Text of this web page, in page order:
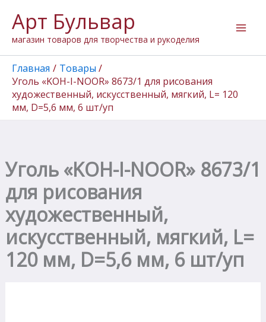
содержимому
Арт Бульвар
магазин товаров для творчества и рукоделия
Главная
Товары
Уголь «KOH-I-NOOR» 8673/1 для рисования
художественный, искусственный, мягкий, L= 120
мм, D=5,6 мм, 6 шт/уп
Уголь «KOH-I-NOOR» 8673/1
для рисования
художественный,
искусственный, мягкий, L=
120 мм, D=5,6 мм, 6 шт/уп
товара
Уголь
"KOH-
I-
NOOR"
8673/1
для
рисования
художественный,
мм,
мм,
шт/
уп